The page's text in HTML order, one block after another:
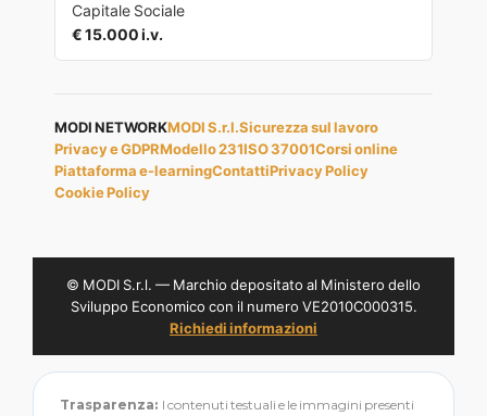
Capitale Sociale
€ 15.000 i.v.
MODI NETWORKMODI S.r.l.Sicurezza sul lavoro
Privacy e GDPRModello 231ISO 37001Corsi online
Piattaforma e-learningContattiPrivacy Policy
Cookie Policy
© MODI S.r.l. — Marchio depositato al Ministero dello
Sviluppo Economico con il numero VE2010C000315.
Richiedi informazioni
Trasparenza: I contenuti testuali e le immagini presenti